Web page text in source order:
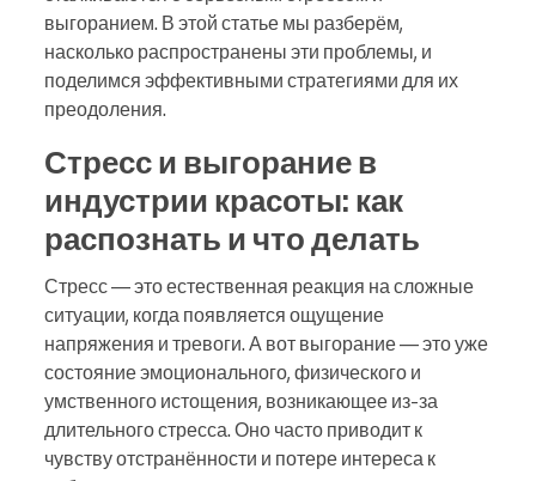
выгоранием. В этой статье мы разберём,
насколько распространены эти проблемы, и
поделимся эффективными стратегиями для их
преодоления.
Стресс и выгорание в
индустрии красоты: как
распознать и что делать
Стресс — это естественная реакция на сложные
ситуации, когда появляется ощущение
напряжения и тревоги. А вот выгорание — это уже
состояние эмоционального, физического и
умственного истощения, возникающее из-за
длительного стресса. Оно часто приводит к
чувству отстранённости и потере интереса к